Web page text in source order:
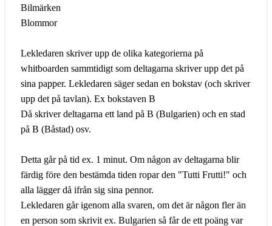
Bilmärken
Blommor
Lekledaren skriver upp de olika kategorierna på
whitboarden sammtidigt som deltagarna skriver upp det på
sina papper. Lekledaren säger sedan en bokstav (och skriver
upp det på tavlan). Ex bokstaven B
Då skriver deltagarna ett land på B (Bulgarien) och en stad
på B (Båstad) osv.
Detta går på tid ex. 1 minut. Om någon av deltagarna blir
färdig före den bestämda tiden ropar den "Tutti Frutti!" och
alla lägger då ifrån sig sina pennor.
Lekledaren går igenom alla svaren, om det är någon fler än
en person som skrivit ex. Bulgarien så får de ett poäng var